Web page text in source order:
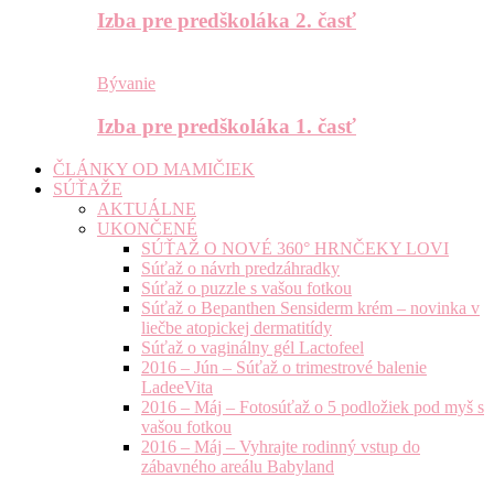
Izba pre predškoláka 2. časť
Bývanie
Izba pre predškoláka 1. časť
ČLÁNKY OD MAMIČIEK
SÚŤAŽE
AKTUÁLNE
UKONČENÉ
SÚŤAŽ O NOVÉ 360° HRNČEKY LOVI
Súťaž o návrh predzáhradky
Súťaž o puzzle s vašou fotkou
Súťaž o Bepanthen Sensiderm krém – novinka v
liečbe atopickej dermatitídy
Súťaž o vaginálny gél Lactofeel
2016 – Jún – Súťaž o trimestrové balenie
LadeeVita
2016 – Máj – Fotosúťaž o 5 podložiek pod myš s
vašou fotkou
2016 – Máj – Vyhrajte rodinný vstup do
zábavného areálu Babyland